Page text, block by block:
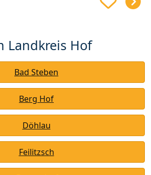
Landkreis Hof
Bad Steben
Berg Hof
Döhlau
Feilitzsch